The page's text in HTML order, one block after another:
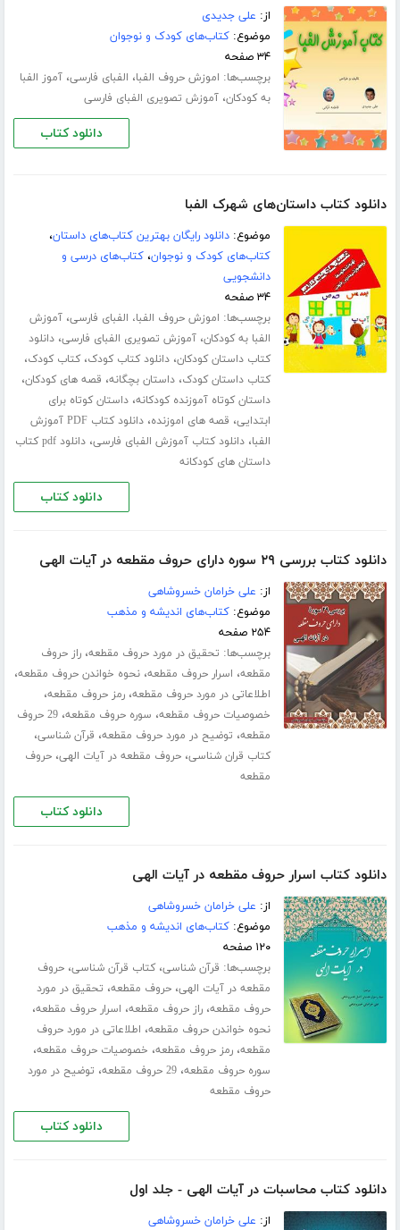
از: علی جدیدی
موضوع:کتاب‌های کودک و نوجوان
۳۴ صفحه
برچسب‌ها: اموزش حروف الفبا، الفبای فارسی،آموز الفبا
به کودکان،آموزش تصویری الفبای فارسی
دانلود کتاب
دانلود کتاب داستان‌های شهرک الفبا
موضوع:دانلود رایگان بهترین کتاب‌های داستان،
کتاب‌های کودک و نوجوان،کتاب‌های درسی و
دانشجویی
۳۴ صفحه
برچسب‌ها: اموزش حروف الفبا، الفبای فارسی،آموزش
الفبا به کودکان،آموزش تصویری الفبای فارسی،دانلود
کتاب داستان کودکان،دانلود کتاب کودک،کتاب کودک،
کتاب داستان کودک،داستان بچگانه، قصه های کودکان،
داستان کوتاه آموزنده کودکانه،داستان کوتاه برای
ابتدایی، قصه های اموزنده،
دانلود کتاب PDF آموزش
الفبا،دانلود کتاب آموزش الفبای فارسی،
دانلود pdf کتاب
داستان های کودکانه
دانلود کتاب
دانلود کتاب بررسی ۲۹ سوره دارای حروف مقطعه در آیات الهی
از: علی خرامان خسروشاهی
موضوع:کتاب‌های اندیشه و مذهب
۲۵۴ صفحه
برچسب‌ها: تحقیق در مورد حروف مقطعه،راز حروف
مقطعه، اسرار حروف مقطعه،نحوه خواندن حروف مقطعه،
اطلاعاتی در مورد حروف مقطعه،رمز حروف مقطعه،
خصوصیات حروف مقطعه، سوره حروف مقطعه،
29 حروف
مقطعه، توضیح در مورد حروف مقطعه، قرآن شناسی،
کتاب قران شناسی،حروف مقطعه در آیات الهی،حروف
مقطعه
دانلود کتاب
دانلود کتاب اسرار حروف مقطعه در آیات الهی
از: علی خرامان خسروشاهی
موضوع:کتاب‌های اندیشه و مذهب
۱۲۰ صفحه
برچسب‌ها: قرآن شناسی،کتاب قرآن شناسی،حروف
مقطعه در آیات الهی،حروف مقطعه، تحقیق در مورد
حروف مقطعه،راز حروف مقطعه، اسرار حروف مقطعه،
نحوه خواندن حروف مقطعه، اطلاعاتی در مورد حروف
مقطعه،رمز حروف مقطعه، خصوصیات حروف مقطعه،
سوره حروف مقطعه،29 حروف مقطعه ، توضیح در مورد
حروف مقطعه
دانلود کتاب
دانلود کتاب محاسبات در آیات الهی - جلد اول
از: علی خرامان خسروشاهی